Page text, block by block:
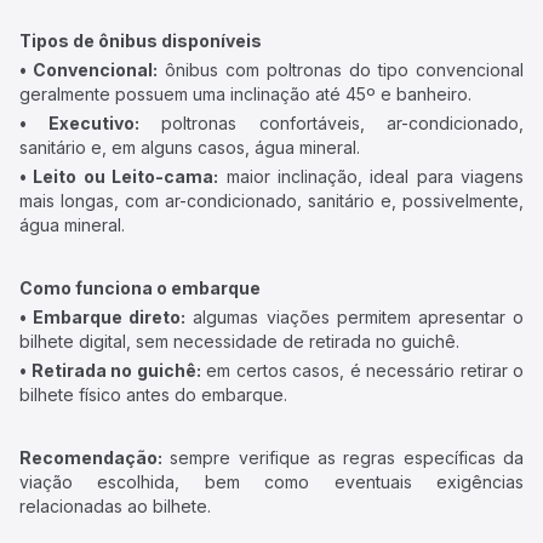
Tipos de ônibus disponíveis
• Convencional: ônibus com poltronas do tipo convencional
geralmente possuem uma inclinação até 45º e banheiro.
• Executivo: poltronas confortáveis, ar-condicionado,
sanitário e, em alguns casos, água mineral.
• Leito ou Leito-cama: maior inclinação, ideal para viagens
mais longas, com ar-condicionado, sanitário e, possivelmente,
água mineral.
Como funciona o embarque
• Embarque direto: algumas viações permitem apresentar o
bilhete digital, sem necessidade de retirada no guichê.
• Retirada no guichê: em certos casos, é necessário retirar o
bilhete físico antes do embarque.
Recomendação: sempre verifique as regras específicas da
viação escolhida, bem como eventuais exigências
relacionadas ao bilhete.